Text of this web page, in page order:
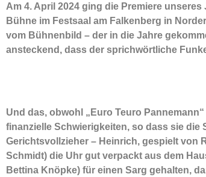
Am 4. April 2024 ging die Premiere
Bühne im Festsaal am Falkenberg in
vom Bühnenbild – der in die Jahre
ansteckend, dass der sprichwörtliche
Und das, obwohl „Euro Teuro
finanzielle Schwierigkeiten, so dass sie die
Gerichtsvollzieher – Heinrich, gespielt von
Schmidt) die Uhr gut verpackt aus dem
Bettina Knöpke) für einen Sarg gehalten,